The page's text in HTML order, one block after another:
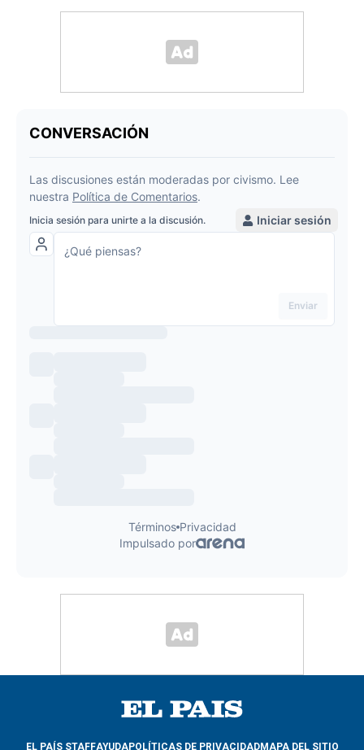
EL PAÍS STAFFAYUDAPOLÍTICAS DE PRIVACIDADMAPA DEL SITIO